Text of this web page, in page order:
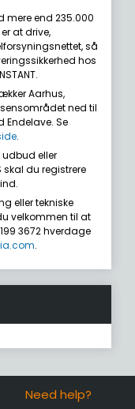
mere end 235.000
at drive,
så
hos
Aarhus,
ned til
Endelave. Se
.
udbud eller
skal du registrere
eller tekniske
velkommen til at
3672 hverdage
.
Need help?